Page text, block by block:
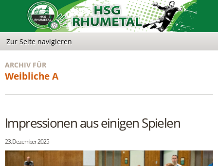
ARCHIV FÜR
Weibliche A
Impressionen aus einigen Spielen
23. Dezember 2025